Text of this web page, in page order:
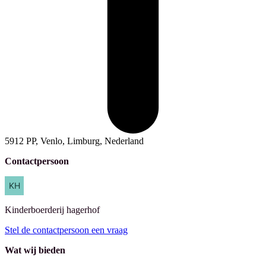
5912 PP, Venlo, Limburg, Nederland
Contactpersoon
Kinderboerderij hagerhof
Stel de contactpersoon een vraag
Wat wij bieden